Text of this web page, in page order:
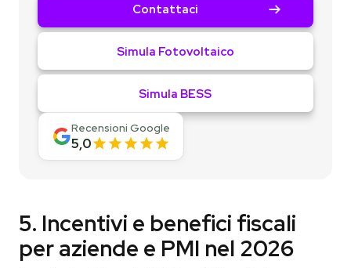
Contattaci
Simula Fotovoltaico
Simula BESS
Recensioni Google
5,0
5. Incentivi e benefici fiscali
per aziende e PMI nel 2026